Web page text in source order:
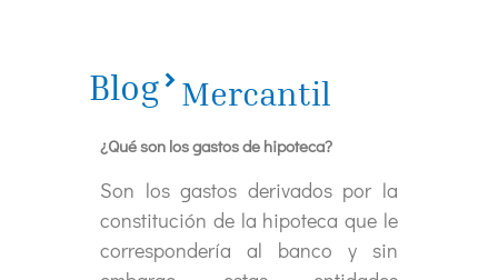
Blog Mercantil
¿Qué son los gastos de hipoteca?
Son los gastos derivados por la
constitución de la hipoteca que le
correspondería al banco y sin